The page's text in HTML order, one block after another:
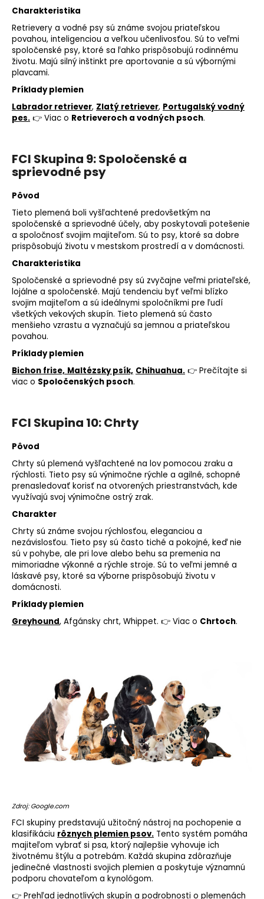
Charakteristika
Retrievery a vodné psy sú známe svojou priateľskou
povahou, inteligenciou a veľkou učenlivosťou. Sú to veľmi
spoločenské psy, ktoré sa ľahko prispôsobujú rodinnému
životu. Majú silný inštinkt pre aportovanie a sú výbornými
plavcami.
Príklady plemien
Labrador retriever, Zlatý retriever, Portugalský vodný
pes. 👉 Viac o Retrieveroch a vodných psoch.
FCI Skupina 9: Spoločenské a
sprievodné psy
Pôvod
Tieto plemená boli vyšľachtené predovšetkým na
spoločenské a sprievodné účely, aby poskytovali potešenie
a spoločnosť svojim majiteľom. Sú to psy, ktoré sa dobre
prispôsobujú životu v mestskom prostredí a v domácnosti.
Charakteristika
Spoločenské a sprievodné psy sú zvyčajne veľmi priateľské,
lojálne a spoločenské. Majú tendenciu byť veľmi blízko
svojim majiteľom a sú ideálnymi spoločníkmi pre ľudí
všetkých vekových skupín. Tieto plemená sú často
menšieho vzrastu a vyznačujú sa jemnou a priateľskou
povahou.
Príklady plemien
Bichon frise, Maltézsky psík, Chihuahua. 👉 Prečítajte si
viac o Spoločenských psoch.
FCI Skupina 10: Chrty
Pôvod
Chrty sú plemená vyšľachtené na lov pomocou zraku a
rýchlosti. Tieto psy sú výnimočne rýchle a agilné, schopné
prenasledovať korisť na otvorených priestranstvách, kde
využívajú svoj výnimočne ostrý zrak.
Charakter
Chrty sú známe svojou rýchlosťou, eleganciou a
nezávislosťou. Tieto psy sú často tiché a pokojné, keď nie
sú v pohybe, ale pri love alebo behu sa premenia na
mimoriadne výkonné a rýchle stroje. Sú to veľmi jemné a
láskavé psy, ktoré sa výborne prispôsobujú životu v
domácnosti.
Príklady plemien
Greyhound, Afgánsky chrt, Whippet. 👉 Viac o Chrtoch.
Zdroj: Google.com
FCI skupiny predstavujú užitočný nástroj na pochopenie a
klasifikáciu rôznych plemien psov. Tento systém pomáha
majiteľom vybrať si psa, ktorý najlepšie vyhovuje ich
životnému štýlu a potrebám. Každá skupina zdôrazňuje
jedinečné vlastnosti svojich plemien a poskytuje významnú
podporu chovateľom a kynológom.
👉 Prehľad jednotlivých skupín a podrobnosti o plemenách